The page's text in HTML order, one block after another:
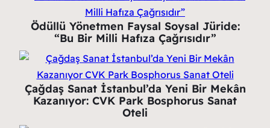
Ödüllü Yönetmen Faysal Soysal Jüride:
“Bu Bir Milli Hafıza Çağrısıdır”
Çağdaş Sanat İstanbul’da Yeni Bir Mekân
Kazanıyor: CVK Park Bosphorus Sanat
Oteli